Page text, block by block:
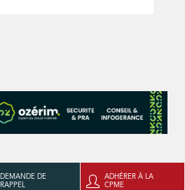
DEMANDE DE
RAPPEL
ADHÉRER À LA
CPME